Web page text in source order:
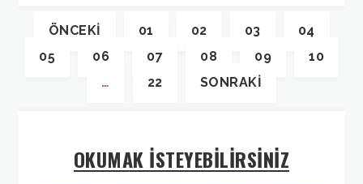
ÖNCEKI 01 02 03
04
05
06 07 08 09
10
…
22 SONRAKI
OKUMAK İSTEYEBİLİRSİNİZ